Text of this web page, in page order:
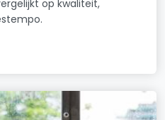
op kwaliteit,